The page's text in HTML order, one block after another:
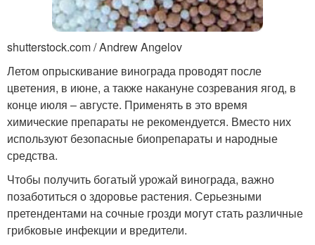
shutterstock.com / Andrew Angelov
Летом опрыскивание винограда проводят после
цветения, в июне, а также накануне созревания ягод, в
конце июля – августе. Применять в это время
химические препараты не рекомендуется. Вместо них
используют безопасные биопрепараты и народные
средства.
Чтобы получить богатый урожай винограда, важно
позаботиться о здоровье растения. Серьезными
претендентами на сочные грозди могут стать различные
грибковые инфекции и вредители.